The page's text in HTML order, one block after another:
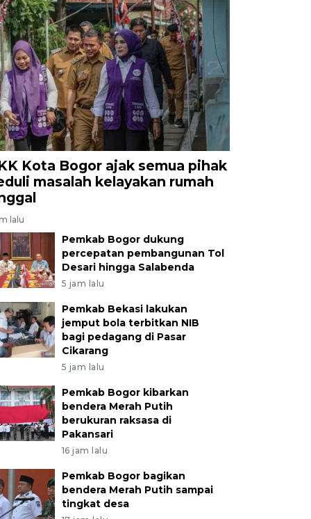
Kota Bogor ajak semua pihak
masalah kelayakan rumah
lalu
Pemkab Bogor dukung
percepatan pembangunan Tol
Desari hingga Salabenda
5 jam lalu
Pemkab Bekasi lakukan
jemput bola terbitkan NIB
bagi pedagang di Pasar
Cikarang
5 jam lalu
Pemkab Bogor kibarkan
bendera Merah Putih
berukuran raksasa di
Pakansari
16 jam lalu
Pemkab Bogor bagikan
bendera Merah Putih sampai
tingkat desa